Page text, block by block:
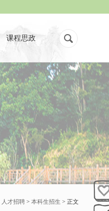
课程思政
人才招聘> 本科生招生 > 正文